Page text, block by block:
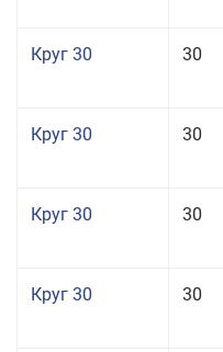
Круг 30 30
Круг 30 30
Круг 30 30
Круг 30 30